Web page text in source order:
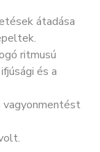
átadása
ritmusú
és a